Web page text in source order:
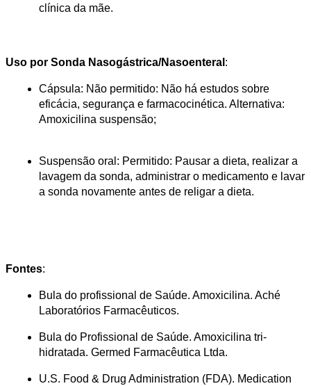
clínica da mãe.
Uso por Sonda Nasogástrica/Nasoenteral :
Cápsula: Não permitido: Não há estudos sobre
eficácia, segurança e farmacocinética. Alternativa:
Suspensão oral: Permitido: Pausar a dieta, realizar a
lavagem da sonda, administrar o medicamento e lavar
a sonda novamente antes de religar a dieta.
Fontes:
Bula do profissional de Saúde. Amoxicilina. Aché
Laboratórios Farmacêuticos.
Bula do Profissional de Saúde. Amoxicilina tri-
hidratada. Germed Farmacêutica Ltda.
U.S. Food & Drug Administration (FDA). Medication